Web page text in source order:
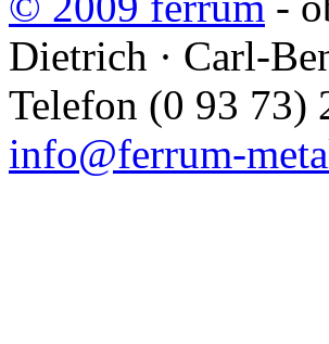
Dietrich · Carl-
Telefon (0 93 73)
info@ferrum-